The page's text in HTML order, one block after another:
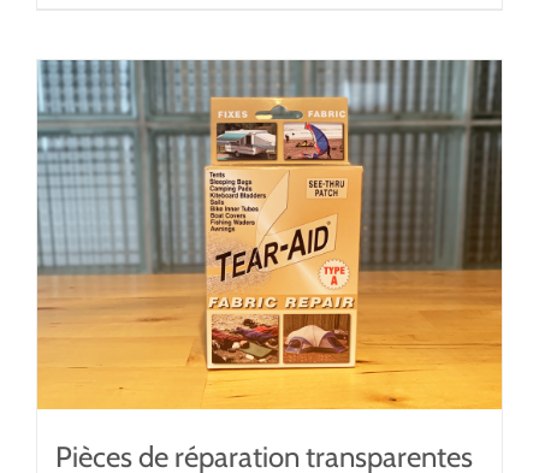
Pièces de réparation transparentes